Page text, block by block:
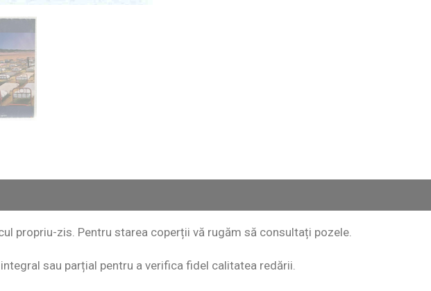
propriu-zis. Pentru starea coperții vă rugăm să consultați pozele.
sau parțial pentru a verifica fidel calitatea redării.